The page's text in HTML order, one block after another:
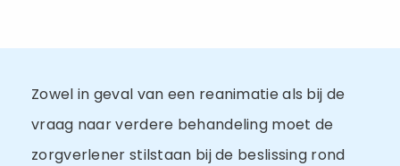
Zowel in geval van een reanimatie als bij de
vraag naar verdere behandeling moet de
zorgverlener stilstaan bij de beslissing rond